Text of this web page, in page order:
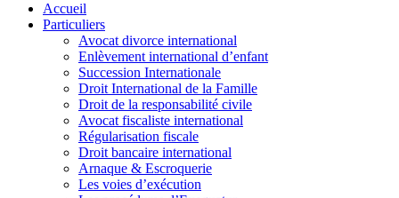
Accueil
Particuliers
Avocat divorce international
Enlèvement international d’enfant
Succession Internationale
Droit International de la Famille
Droit de la responsabilité civile
Avocat fiscaliste international
Régularisation fiscale
Droit bancaire international
Arnaque & Escroquerie
Les voies d’exécution